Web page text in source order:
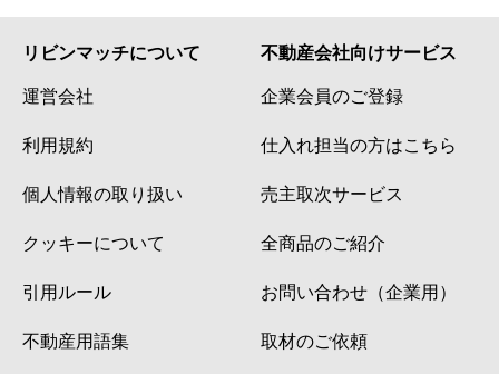
リビンマッチについて
運営会社
利用規約
個人情報の取り扱い
クッキーについて
引用ルール
不動産用語集
不動産会社向けサービス
企業会員のご登録
仕入れ担当の方はこちら
売主取次サービス
全商品のご紹介
お問い合わせ（企業用）
取材のご依頼